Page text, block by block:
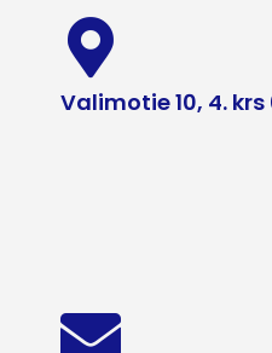
Valimotie 10, 4.